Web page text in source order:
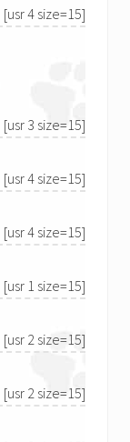
[usr 4 size=15]
[usr 3 size=15]
[usr 4 size=15]
[usr 4 size=15]
[usr 1 size=15]
[usr 2 size=15]
[usr 2 size=15]